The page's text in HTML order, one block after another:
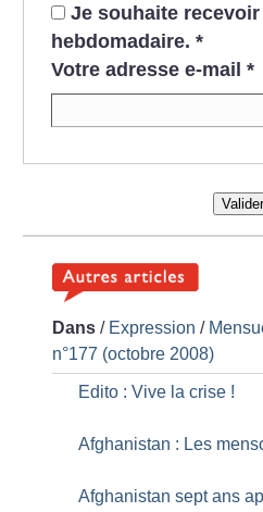
Je souhaite
hebdomadaire. *
Votre adresse e-mail *
Valider
Dans / Expression /
n°177 (octobre 2008)
Edito : Vive la crise !
Afghanistan : Les
Afghanistan sept ans